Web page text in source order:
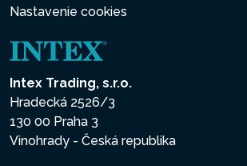
Nastavenie cookies
Intex Trading, s.r.o.
Hradecká 2526/3
130 00 Praha 3
Vinohrady - Česká republika